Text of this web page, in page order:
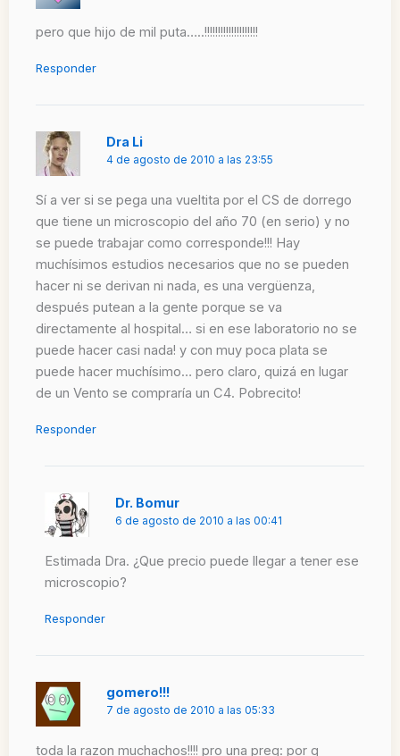
pero que hijo de mil puta…..!!!!!!!!!!!!!!!!!!!!
Responder
Dra Li
4 de agosto de 2010 a las 23:55
Sí a ver si se pega una vueltita por el CS de dorrego
que tiene un microscopio del año 70 (en serio) y no
se puede trabajar como corresponde!!! Hay
muchísimos estudios necesarios que no se pueden
hacer ni se derivan ni nada, es una vergüenza,
después putean a la gente porque se va
directamente al hospital… si en ese laboratorio no se
puede hacer casi nada! y con muy poca plata se
puede hacer muchísimo… pero claro, quizá en lugar
de un Vento se compraría un C4. Pobrecito!
Responder
Dr. Bomur
6 de agosto de 2010 a las 00:41
Estimada Dra. ¿Que precio puede llegar a tener ese
microscopio?
Responder
gomero!!!
7 de agosto de 2010 a las 05:33
toda la razon muchachos!!!! pro una preg: por q